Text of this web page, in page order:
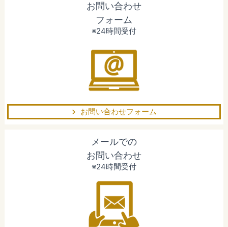
お問い合わせ
フォーム
※24時間受付
お問い合わせフォーム
メールでの
お問い合わせ
※24時間受付